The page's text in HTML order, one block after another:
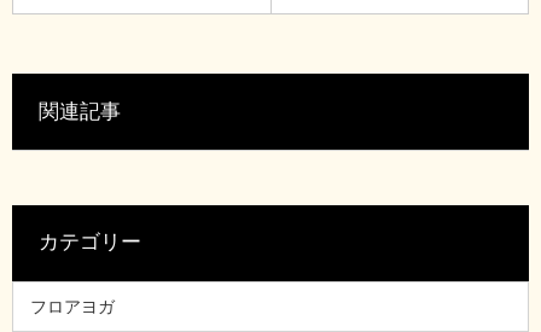
関連記事
カテゴリー
フロアヨガ